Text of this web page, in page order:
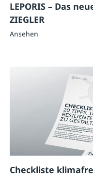
LEPORIS – Das
ZIEGLER
Ansehen
Checkliste